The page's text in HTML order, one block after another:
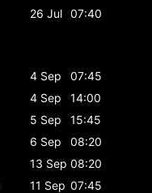
26 Jul 07:40
4 Sep
07:45
4 Sep
14:00
5 Sep
15:45
6 Sep
08:20
13 Sep 08:20
11 Sep 07:45